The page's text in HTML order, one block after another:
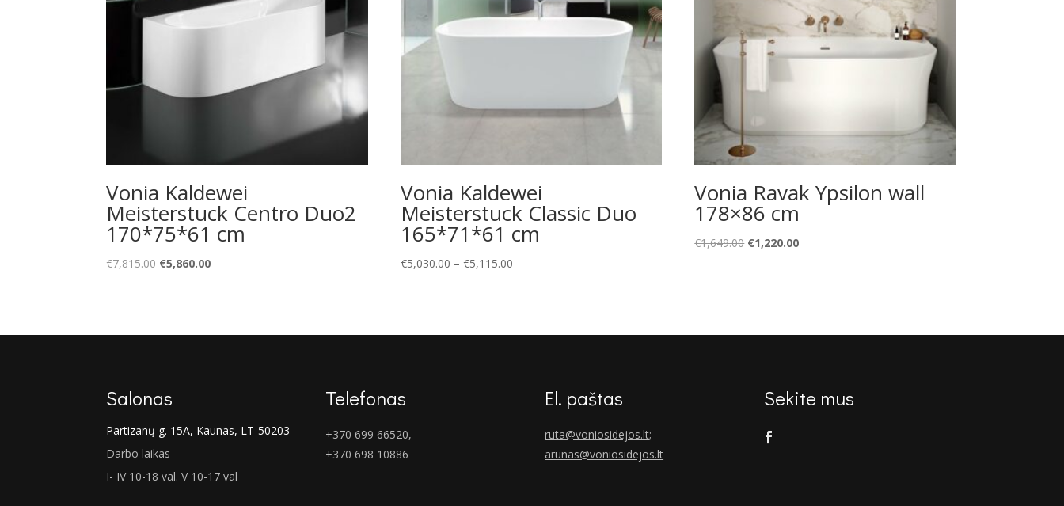
Vonia Kaldewei
Meisterstuck Centro Duo2
170*75*61 cm
€7,815.00 Original
€5,860.00Current
Vonia Kaldewei
Meisterstuck Classic Duo
165*71*61 cm
€5,030.00 – €5,115.00Price
€5,115.00
Vonia Ravak Ypsilon wall
178×86 cm
€1,649.00 Original
€1,220.00Current
Salonas
Partizanų g. 15A, Kaunas, LT-50203
Darbo laikas
I- IV 10-18 val. V 10-17 val
Telefonas
+370 699 66520,
+370 698 10886
El. paštas
ruta@voniosidejos.lt;
arunas@voniosidejos.lt
Sekite mus